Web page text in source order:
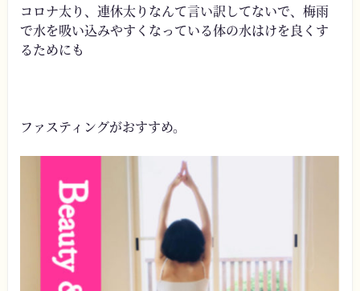
コロナ太り、連休太りなんて言い訳してないで、梅雨
で水を吸い込みやすくなっている体の水はけを良くす
るためにも
ファスティングがおすすめ。